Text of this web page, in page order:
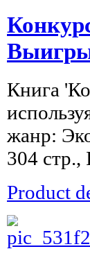
Книга
жанр:
304 стр.,
Product